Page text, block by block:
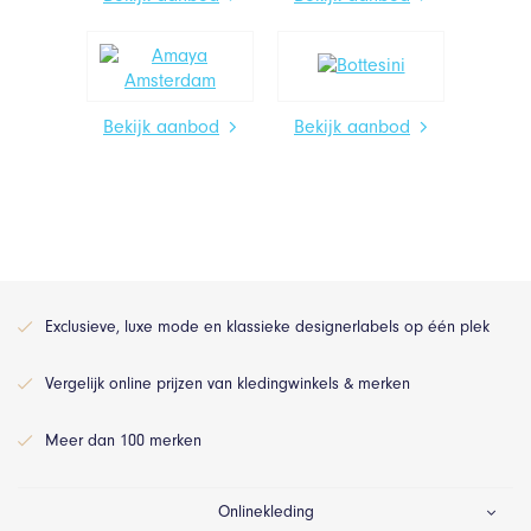
Bekijk aanbod Bekijk aanbod
Exclusieve, luxe mode en klassieke designerlabels op één plek
Vergelijk online prijzen van kledingwinkels & merken
Meer dan 100 merken
Onlinekleding